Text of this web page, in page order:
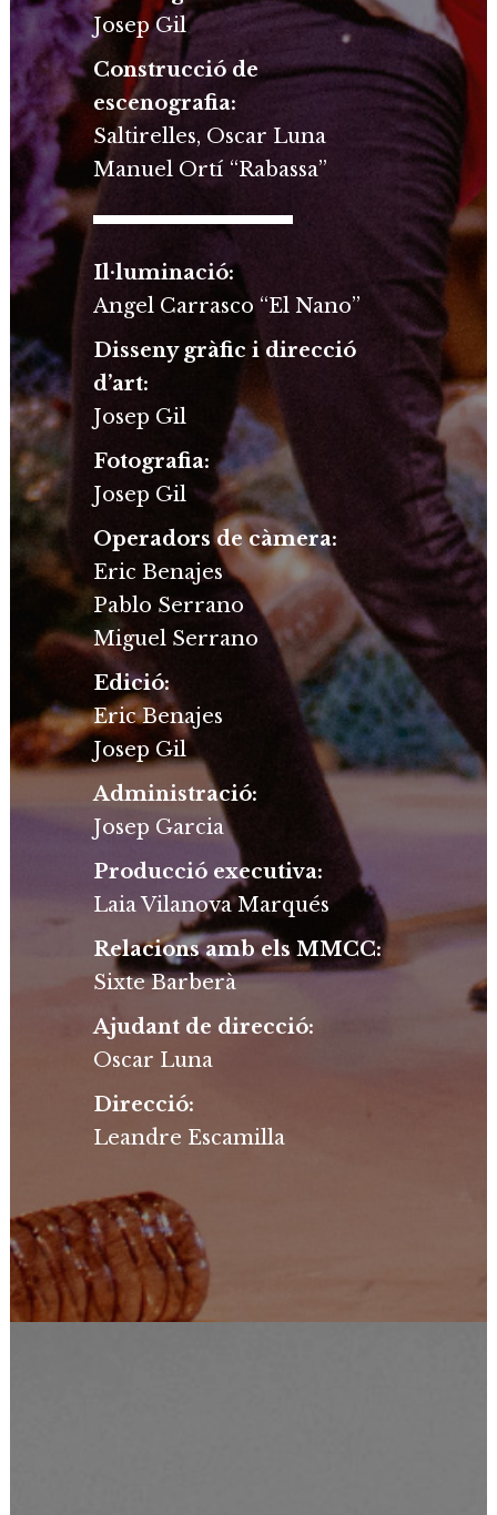
Josep Gil
Construcció de
escenografia:
Saltirelles, Oscar Luna
Manuel Ortí “Rabassa”
Il·luminació:
Angel Carrasco “El Nano”
Disseny gràfic i direcció
d’art:
Josep Gil
Fotografia:
Josep Gil
Operadors de càmera:
Eric Benajes
Pablo Serrano
Miguel Serrano
Edició:
Eric Benajes
Josep Gil
Administració:
Josep Garcia
Producció executiva:
Laia Vilanova Marqués
Relacions amb els MMCC:
Sixte Barberà
Ajudant de direcció:
Oscar Luna
Direcció:
Leandre Escamilla